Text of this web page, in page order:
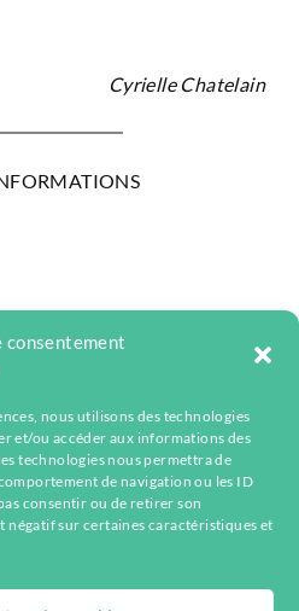
nous utilisons des technologies
et/ou accéder aux informations des
technologies nous permettra de
de navigation ou les ID
consentir ou de retirer son
négatif sur certaines caractéristiques et
Cyrielle Chatelain
YouTube LinkedIn Bluesky